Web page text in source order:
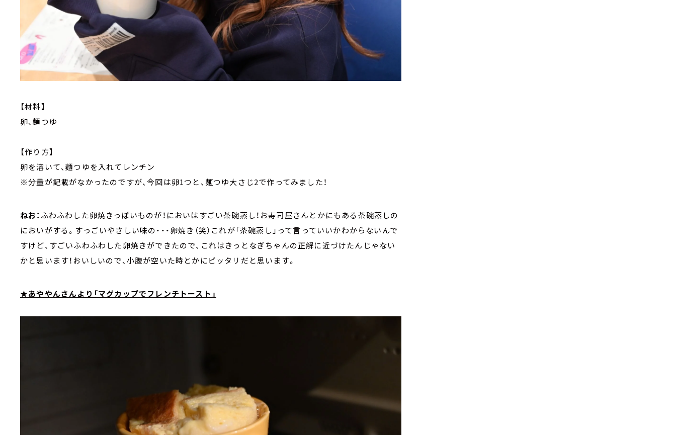
【材料】
卵、麵つゆ
【作り方】
卵を溶いて、麵つゆを入れてレンチン
※分量が記載がなかったのですが、今回は卵1つと、麺つゆ大さじ2で作ってみました！
ねお： ふわふわした卵焼きっぽいものが！においはすごい茶碗蒸し！お寿司屋さんとかにもある茶碗蒸しの
においがする。すっごいやさしい味の・・・卵焼き（笑）これが「茶碗蒸し」って言っていいかわからないんで
すけど、すごいふわふわした卵焼きができたので、これはきっとなぎちゃんの正解に近づけたんじゃない
かと思います！おいしいので、小腹が空いた時とかにピッタリだと思います。
★あややんさんより「マグカップでフレンチトースト」